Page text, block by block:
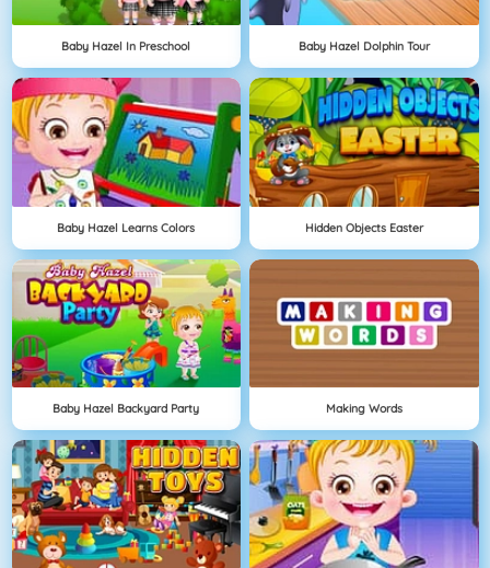
Baby Hazel In Preschool Baby Hazel Dolphin Tour
Baby Hazel Learns Colors Hidden Objects Easter
Baby Hazel Backyard Party Making Words